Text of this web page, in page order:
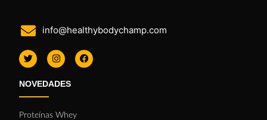
info@healthybodychamp.com
NOVEDADES
Proteínas Whey